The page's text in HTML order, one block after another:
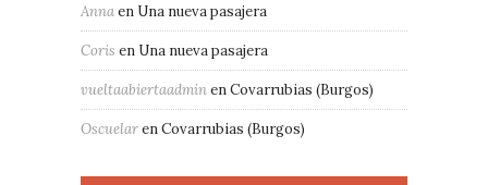
Annaen Una nueva pasajera
Coris en Una nueva pasajera
vueltaabiertaadminenCovarrubias (Burgos)
OscuelarenCovarrubias (Burgos)